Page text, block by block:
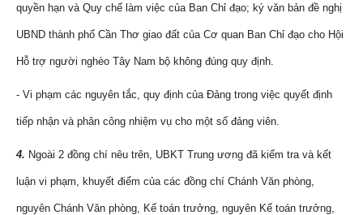
quyền hạn và Quy chế làm việc của Ban Chỉ đạo; ký văn bản đề nghị
UBND thành phố Cần Thơ giao đất của Cơ quan Ban Chỉ đạo cho Hội
Hỗ trợ người nghèo Tây Nam bộ không đúng quy định.
- Vi phạm các nguyên tắc, quy định của Đảng trong việc quyết định
tiếp nhận và phân công nhiệm vụ cho một số đảng viên.
4. Ngoài 2 đồng chí nêu trên, UBKT Trung ương đã kiểm tra và kết
luận vi phạm, khuyết điểm của các đồng chí Chánh Văn phòng,
nguyên Chánh Văn phòng, Kế toán trưởng, nguyên Kế toán trưởng,